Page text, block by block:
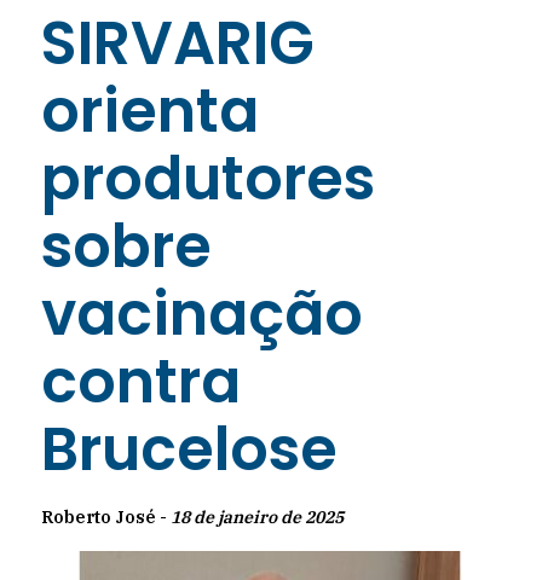
SIRVARIG
orienta
produtores
sobre
vacinação
contra
Brucelose
Roberto José - 18 de janeiro de 2025